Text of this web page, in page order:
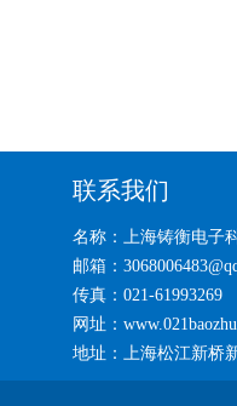
联系我们
名称：上海铸衡电子
邮箱：
传真：021-61993269
网址：
地址：上海松江新桥